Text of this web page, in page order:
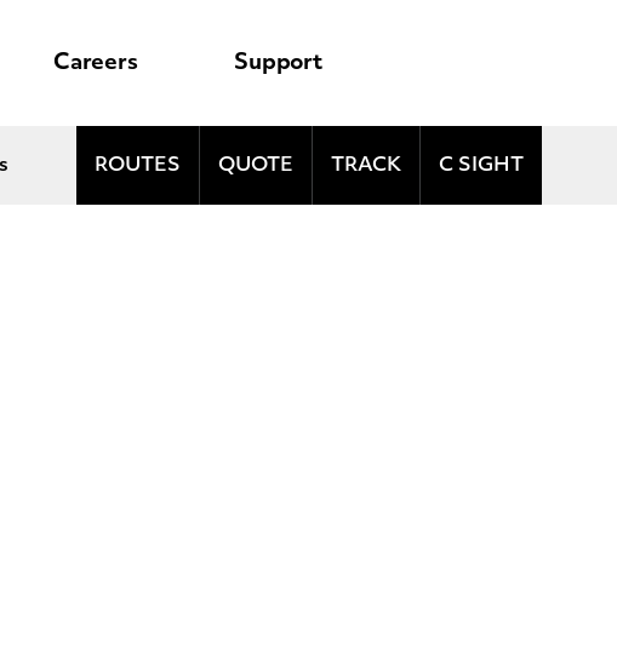
Careers Support
ROUTES QUOTE TRACK C SIGHT